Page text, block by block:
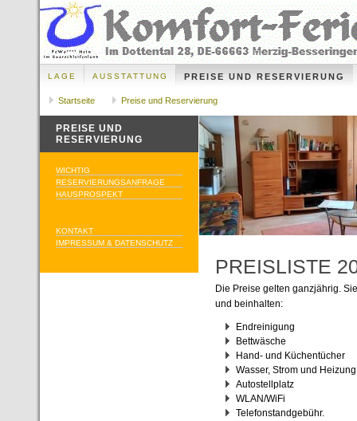
LAGE AUSSTATTUNG PREISE UND RESERVIERUNG
Startseite Preise und Reservierung
PREISE UND
RESERVIERUNG
WICHTIG
RESERVIERUNGSANFRAGE
HAUSPROSPEKT
KONTAKT
IMPRESSUM & DATENSCHUTZ
PREISLISTE
Die Preise gelten ganzjährig.
und beinhalten:
Endreinigung
Bettwäsche
Hand- und Küchentücher
Wasser, Strom und Heizung
Autostellplatz
WLAN/WiFi
Telefonstandgebühr.